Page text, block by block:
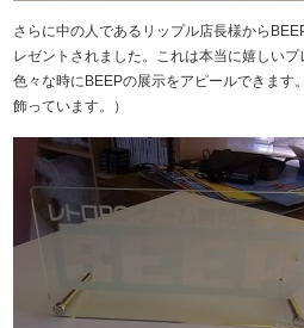
さらに中の人であるリップル店長様から
レゼントされました。これは本当に嬉しい
色々な時にBEEPの展示をアピールできます
飾っています。）